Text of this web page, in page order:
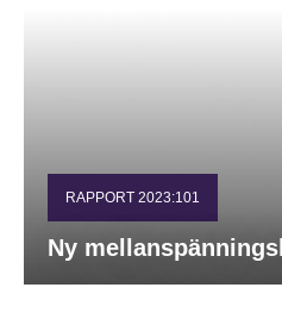
RAPPORT 2023:101
Ny